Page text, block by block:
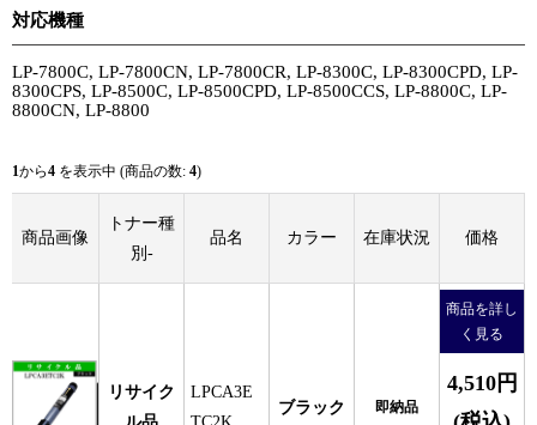
対応機種
LP-7800C, LP-7800CN, LP-7800CR, LP-8300C, LP-8300CPD, LP-
8300CPS, LP-8500C, LP-8500CPD, LP-8500CCS, LP-8800C, LP-
8800CN, LP-8800
1から4 を表示中 (商品の数: 4)
商品画像
トナー種
別-
品名 カラー 在庫状況 価格
リサイク
LPCA3E
ブラック 即納品
商品を詳し
く見る
4,510円